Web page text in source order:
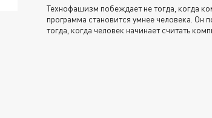
Технофашизм побеждает не тогда, когда
программа становится умнее человека. Он
тогда, когда человек начинает считать